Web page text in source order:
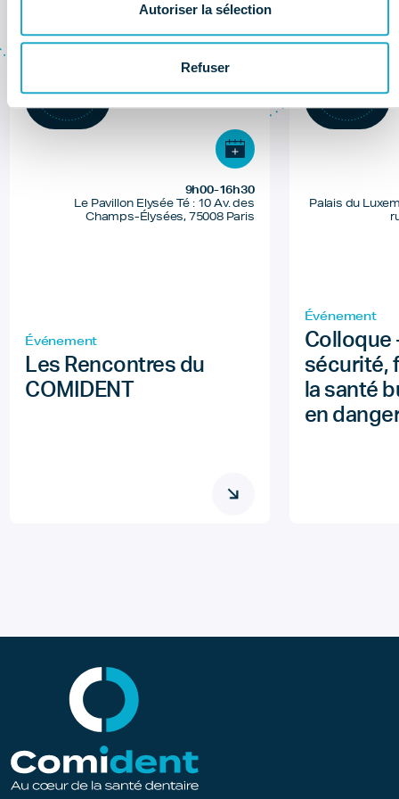
Autoriser la sélection
Refuser
9h00-16h30
Le Pavillon Elysée Té : 10 Av. des
Champs-Élysées, 75008 Paris
Événement
Les Rencontres du
COMIDENT
Palais du
Événement
Colloque
sécurité,
la santé
en